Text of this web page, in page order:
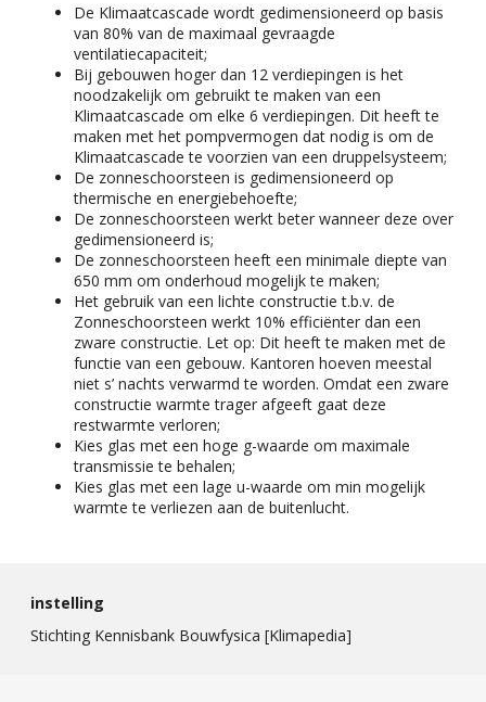
De Klimaatcascade wordt gedimensioneerd op basis
van 80% van de maximaal gevraagde
ventilatiecapaciteit;
Bij gebouwen hoger dan 12 verdiepingen is het
noodzakelijk om gebruikt te maken van een
Klimaatcascade om elke 6 verdiepingen. Dit heeft te
maken met het pompvermogen dat nodig is om de
Klimaatcascade te voorzien van een druppelsysteem;
De zonneschoorsteen is gedimensioneerd op
thermische en energiebehoefte;
De zonneschoorsteen werkt beter wanneer deze over
gedimensioneerd is;
De zonneschoorsteen heeft een minimale diepte van
650 mm om onderhoud mogelijk te maken;
Het gebruik van een lichte constructie t.b.v. de
Zonneschoorsteen werkt 10% efficiënter dan een
zware constructie. Let op: Dit heeft te maken met de
functie van een gebouw. Kantoren hoeven meestal
niet s’ nachts verwarmd te worden. Omdat een zware
constructie warmte trager afgeeft gaat deze
restwarmte verloren;
Kies glas met een hoge g-waarde om maximale
transmissie te behalen;
Kies glas met een lage u-waarde om min mogelijk
warmte te verliezen aan de buitenlucht.
instelling
Stichting Kennisbank Bouwfysica [Klimapedia]